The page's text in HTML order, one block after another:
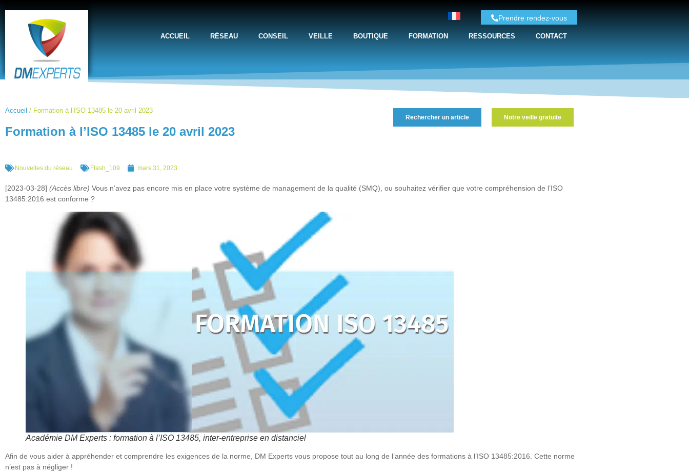
Prendre rendez-vous
ACCUEIL RÉSEAU CONSEIL VEILLE BOUTIQUE FORMATION RESSOURCES CONTACT
Accueil / Formation à l’ISO 13485 le 20 avril 2023
Formation à l’ISO 13485 le 20 avril 2023
Rechercher un article Notre veille gratuite
Nouvelles du réseau Flash_109 mars 31, 2023
[2023-03-28] (Accès libre) Vous n’avez pas encore mis en place votre système de management de la qualité (SMQ), ou souhaitez vérifier que votre compréhension de l’ISO
13485:2016 est conforme ?
Académie DM Experts : formation à l’ISO 13485, inter-entreprise en distanciel
Afin de vous aider à appréhender et comprendre les exigences de la norme, DM Experts vous propose tout au long de l’année des formations à l’ISO 13485:2016. Cette norme
n’est pas à négliger !